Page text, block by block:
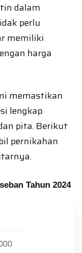
dalam
perlu
memiliki
harga
memastikan
lengkap
pita. Berikut
pernikahan
Tahun 2024